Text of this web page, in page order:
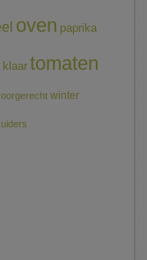
oven paprika
klaar tomaten
winter